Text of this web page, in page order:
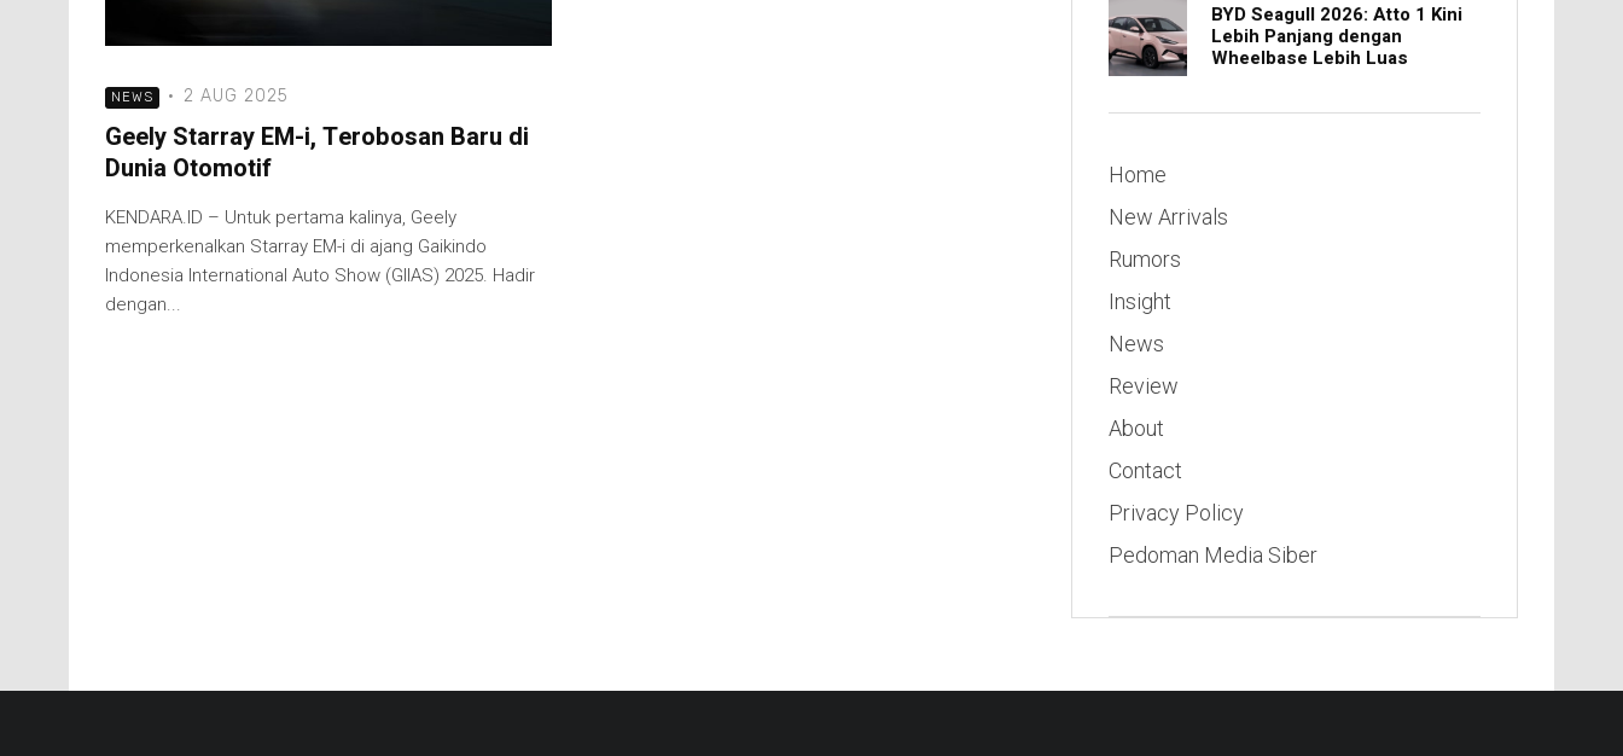
NEWS · 2 AUG 2025
Geely Starray EM-i, Terobosan Baru di
Dunia Otomotif
KENDARA.ID – Untuk pertama kalinya, Geely
memperkenalkan Starray EM-i di ajang Gaikindo
Indonesia International Auto Show (GIIAS) 2025. Hadir
dengan...
BYD Seagull 2026: Atto 1 Kini
Lebih Panjang dengan
Wheelbase Lebih Luas
Home
New Arrivals
Rumors
Insight
News
Review
About
Contact
Privacy Policy
Pedoman Media Siber